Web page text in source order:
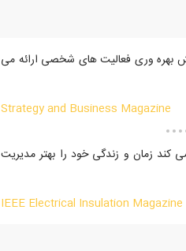
بهره وری فعالیت های شخصی ارائه می
Strategy and Business Magazine
زمان و زندگی خود را بهتر مدیریت
IEEE Electrical Insulation Magazine